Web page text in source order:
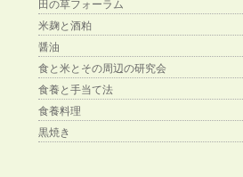
田の草フォーラム
米麹と酒粕
醤油
食と米とその周辺の研究会
食養と手当て法
食養料理
黒焼き